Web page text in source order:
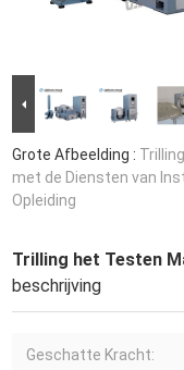
Grote Afbeelding :
met de Diensten van
Opleiding
Trilling het Testen
beschrijving
Geschatte Kracht: